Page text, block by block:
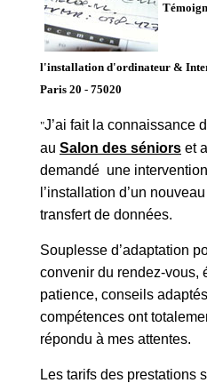
l'installation d'ordinateur &
Paris 20 - 75020
"J’ai fait la connaissance
au Salon des séniors et
demandé une
l’installation d’un
transfert de données.
Souplesse d’adaptation
convenir du rendez-vous,
patience, conseils
compétences ont
répondu à mes attentes.
Les tarifs des prestations